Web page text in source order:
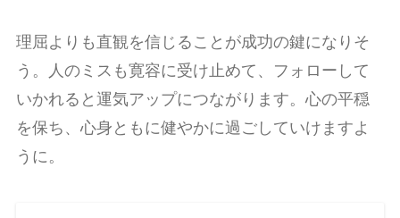
理屈よりも直観を信じることが成功の鍵になりそ
う。人のミスも寛容に受け止めて、フォローして
いかれると運気アップにつながります。心の平穏
を保ち、心身ともに健やかに過ごしていけますよ
うに。